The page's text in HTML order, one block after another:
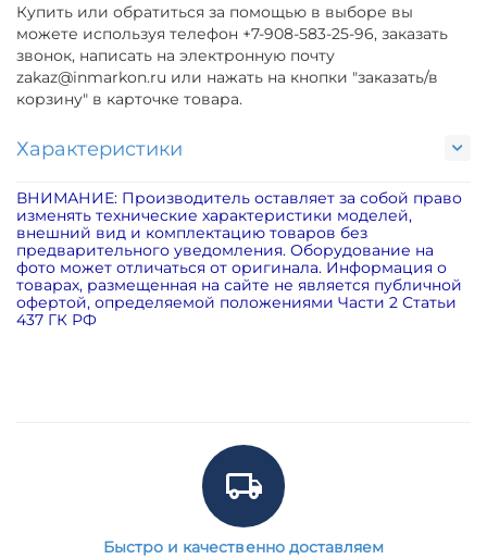
Купить или обратиться за помощью в выборе вы
можете используя телефон +7-908-583-25-96, заказать
звонок, написать на электронную почту
zakaz@inmarkon.ru или нажать на кнопки "заказать/в
корзину" в карточке товара.
Характеристики
ВНИМАНИЕ: Производитель оставляет за собой право
изменять технические характеристики моделей,
внешний вид и комплектацию товаров без
предварительного уведомления. Оборудование на
фото может отличаться от оригинала. Информация о
товарах, размещенная на сайте не является публичной
офертой, определяемой положениями Части 2 Статьи
437 ГК РФ
Быстро и качественно доставляем